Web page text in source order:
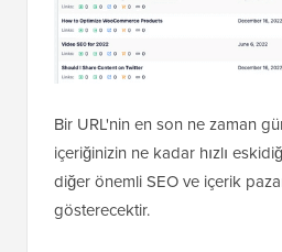
Bir URL'nin en son ne zaman
içeriğinizin ne kadar hızlı
diğer önemli SEO ve içerik
gösterecektir.